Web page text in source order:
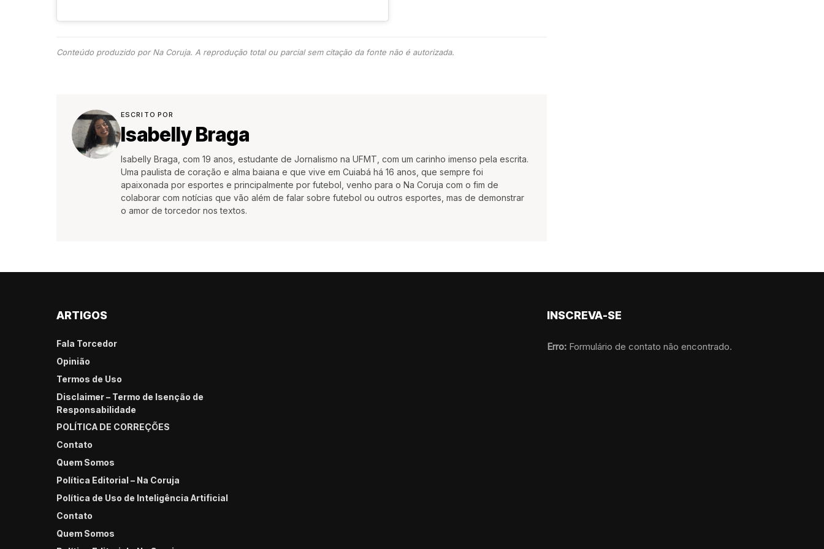
Conteúdo produzido por Na Coruja. A reprodução total ou parcial sem citação da fonte não é autorizada.
ESCRITO POR
Isabelly Braga
Isabelly Braga, com 19 anos, estudante de Jornalismo na UFMT, com um carinho imenso pela escrita.
Uma paulista de coração e alma baiana e que vive em Cuiabá há 16 anos, que sempre foi
apaixonada por esportes e principalmente por futebol, venho para o Na Coruja com o fim de
colaborar com notícias que vão além de falar sobre futebol ou outros esportes, mas de demonstrar
o amor de torcedor nos textos.
ARTIGOS
Fala Torcedor
Opinião
Termos de Uso
Disclaimer – Termo de Isenção de
Responsabilidade
POLÍTICA DE CORREÇÕES
Contato
Quem Somos
Política Editorial – Na Coruja
Política de Uso de Inteligência Artificial
Contato
Quem Somos
INSCREVA-SE
Erro: Formulário de contato não encontrado.